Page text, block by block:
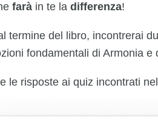
farà in te la differenza!
termine del libro, incontrerai
fondamentali di Armonia
le risposte ai quiz incontrati